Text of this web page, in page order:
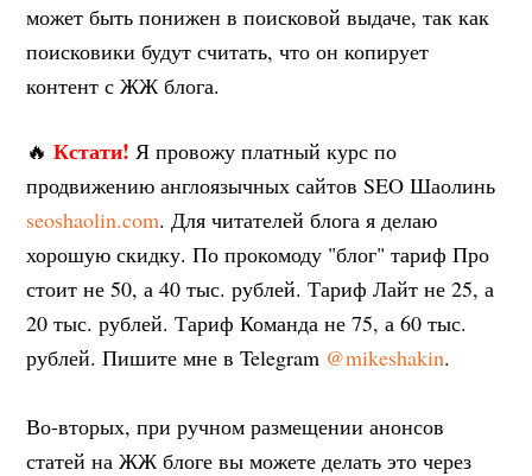
может быть понижен в поисковой выдаче, так как
поисковики будут считать, что он копирует
контент с ЖЖ блога.
🔥Кстати! Я провожу платный курс по
продвижению англоязычных сайтов SEO Шаолинь
seoshaolin.com. Для читателей блога я делаю
хорошую скидку. По прокомоду "блог" тариф Про
стоит не 50, а 40 тыс. рублей. Тариф Лайт не 25, а
20 тыс. рублей. Тариф Команда не 75, а 60 тыс.
рублей. Пишите мне в Telegram @mikeshakin.
Во-вторых, при ручном размещении анонсов
статей на ЖЖ блоге вы можете делать это через